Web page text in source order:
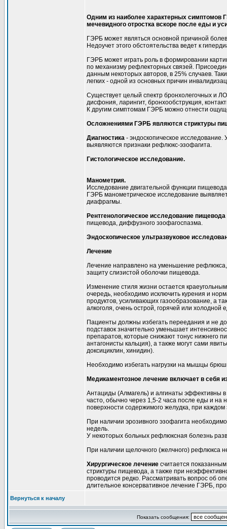
Одним из наиболее характерных симптомов
мечевидного отростка вскоре после еды и
ГЭРБ может являться основной причиной
Недоучет этого обстоятельства ведет к
ГЭРБ может играть роль в формировании
по механизму рефлекторных связей.
данным некоторых авторов, в 25% случаев.
легких - одной из основных причин
Существует целый спектр бронхолегочных и
дисфония, ларингит, бронхообструкция,
К другим симптомам ГЭРБ можно отнести
Осложнениями ГЭРБ являются стриктуры
Диагностика - эндоскопическое
выявляются признаки рефлюкс-эзофагита.
Гистологическое исследование.
Манометрия.
Исследование двигательной функции
ГЭРБ манометрическое исследование
диафрагмы.
Рентгенологическое исследование пищевода
пищевода, диффузного эзофагоспазма.
Эндоскопическое ультразвуковое
Лечение
Лечение направлено на уменьшение
защиту слизистой оболочки пищевода.
Изменение стиля жизни остается
очередь, необходимо исключить курения и
продуктов, усиливающих газообразование, а
алкоголя, очень острой, горячей или холодной
Пациенты должны избегать переедания и не
подставок значительно уменьшает
препаратов, которые снижают тонус нижнего
антагонисты кальция), а также могут сами
доксициклин, хинидин).
Необходимо избегать нагрузки на мышцы
Медикаментозное лечение включает в себя
Антациды (Алмагель) и алгинаты эффективны
часто, обычно через 1,5-2 часа после еды и на
поверхности содержимого желудка, при
При наличии эрозивного эзофагита
недель.
У некоторых больных рефлюксная болезнь
При наличии щелочного (желчного) рефлюкса
Хирургическое лечение считается
стриктуры пищевода, а также при
проводится редко. Рассматривать вопрос об
длительное консервативное лечение ГЭРБ,
Вернуться к началу
Показать сообщения: